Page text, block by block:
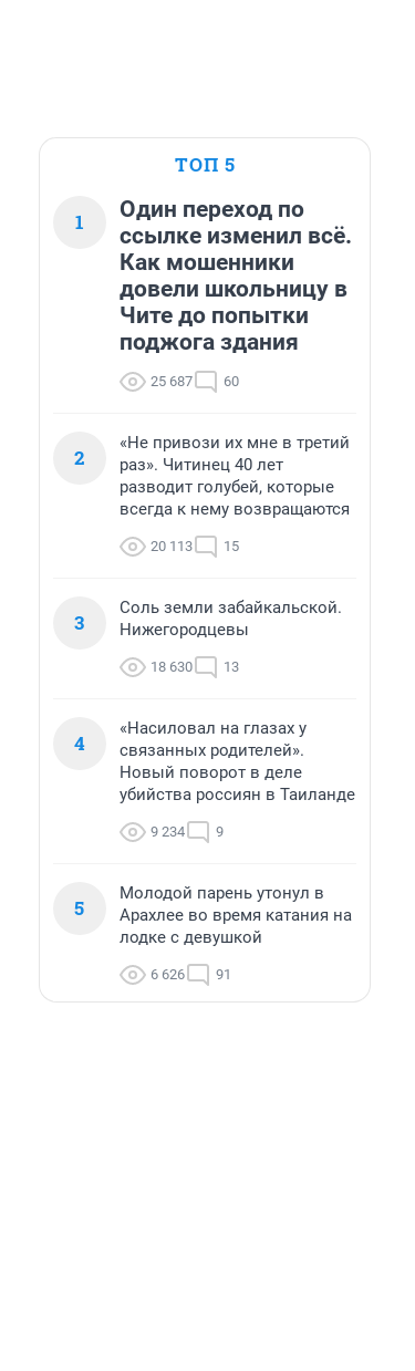
ТОП 5
1
Один переход по
ссылке изменил всё.
Как мошенники
довели школьницу в
Чите до попытки
поджога здания
25 687 60
2
«Не привози их мне в третий
раз». Читинец 40 лет
разводит голубей, которые
всегда к нему возвращаются
20 113 15
3
Соль земли забайкальской.
Нижегородцевы
18 630 13
4
«Насиловал на глазах у
связанных родителей».
Новый поворот в деле
убийства россиян в Таиланде
9 234 9
5
Молодой парень утонул в
Арахлее во время катания на
лодке с девушкой
6 626 91